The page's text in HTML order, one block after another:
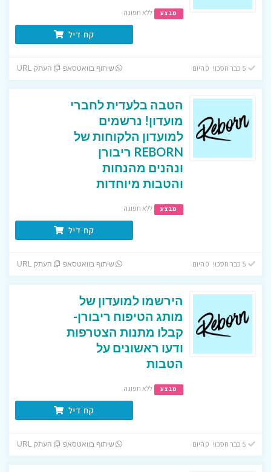
מבצע ללא תפוגה
קח דיל
שיתוף בוואטסאפ העתק URL
הטבה בלעדית לחברי
מועדון! נרשמים
למועדון הלקוחות של
REBORN ריבורן
ונהנים מהנחות
והטבות מיוחדות
מבצע ללא תפוגה
קח דיל
שיתוף בוואטסאפ העתק URL
הירשמו למועדון של
מותג הטיפוח ריבורן-
קבלו מתנות הצטרפות
ודעו ראשונים על
הטבות
מבצע ללא תפוגה
קח דיל
שיתוף בוואטסאפ העתק URL